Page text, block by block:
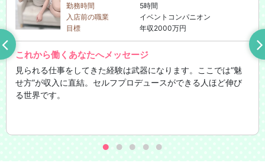
勤務時間
5時間
入店前の職業
イベントコンパニオン
目標
年収2000万円
これから働くあなたへメッセージ
見られる仕事をしてきた経験は武器になります。ここでは“魅
せ方”が収入に直結。セルフプロデュースができる人ほど伸び
る世界です。